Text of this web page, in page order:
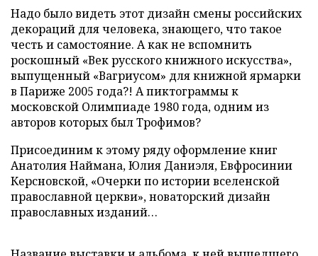
Надо было видеть этот дизайн смены российских
декораций для человека, знающего, что такое
честь и самостояние. А как не вспомнить
роскошный «Век русского книжного искусства»,
выпущенный «Вагриусом» для книжной ярмарки
в Париже 2005 года?! А пиктограммы к
московской Олимпиаде 1980 года, одним из
авторов которых был Трофимов?
Присоединим к этому ряду оформление книг
Анатолия Наймана, Юлия Даниэля, Евфросинии
Керсновской, «Очерки по истории вселенской
православной церкви», новаторский дизайн
православных изданий…